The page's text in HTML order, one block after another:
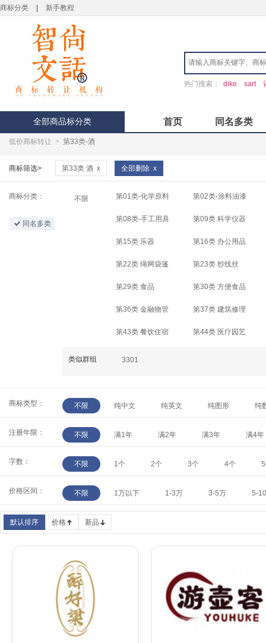
商标分类 新手教程
热门搜索： dike sart
全部商品标分类 首页 同名多类
低价商标转让 > 第33类-酒
商标筛选> 第33类 酒 x 全部删除 x
商标分类：
同名多类
不限 第01类-化学原料 第02类-涂料油漆
第08类-手工用具 第09类 科学仪器
第15类 乐器 第16类 办公用品
第22类 绳网袋篷 第23类 纱线丝
第29类 食品 第30类 方便食品
第36类 金融物管 第37类 建筑修理
第43类 餐饮住宿 第44类 医疗园艺
类似群组 3301
商标类型： 不限 纯中文 纯英文 纯图形 纯
注册年限： 不限 满1年 满2年 满3年 满4年
字数： 不限 1个 2个 3个 4个
价格区间： 不限 1万以下 1-3万 3-5万 5-
默认排序 价格 新品